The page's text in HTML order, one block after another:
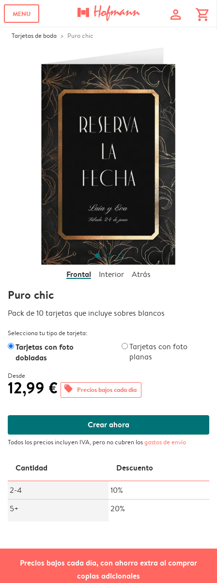
MENU profile shopping_cart
Tarjetas de boda Puro chic
Precios bajos cada día, con ahorro extra al comprar
copias adicionales
Frontal Interior Atrás
Puro chic
Pack de 10 tarjetas que incluye sobres blancos
Selecciona tu tipo de tarjeta:
Tarjetas con foto
dobladas
Tarjetas con foto
planas
Desde
12,99 € offers Precios bajos cada día
Crear ahora
Todos los precios incluyen IVA, pero no cubren losgastos de envío
Cantidad Descuento
2-4
10%
5+
20%